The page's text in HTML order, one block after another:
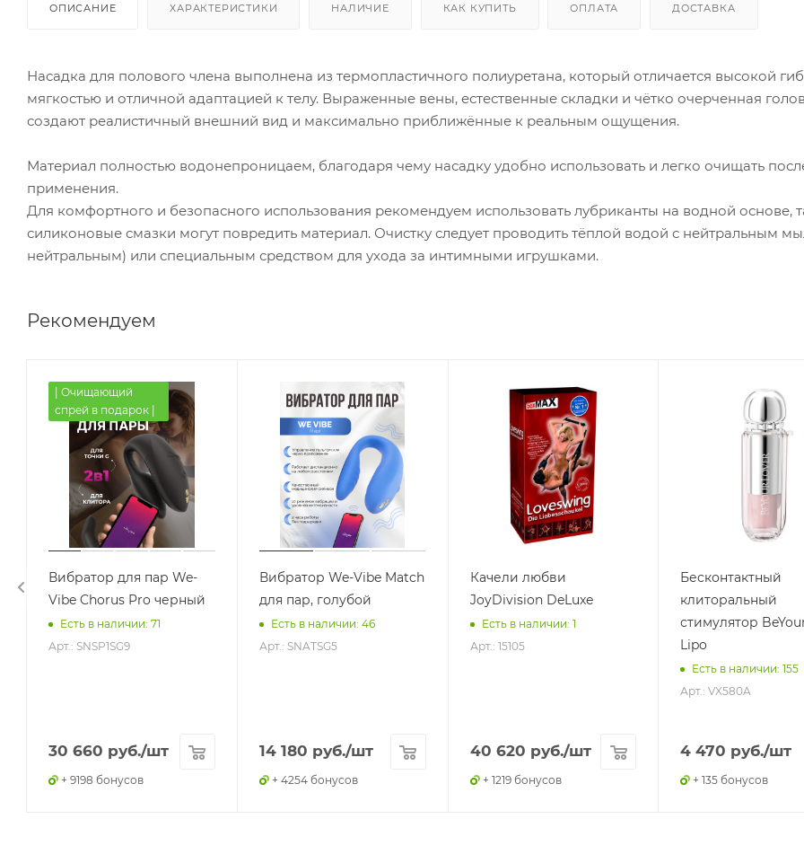
ОПИСАНИЕ ХАРАКТЕРИСТИКИ НАЛИЧИЕ КАК КУПИТЬ ОПЛАТА ДОСТАВКА
Насадка для полового члена выполнена из термопластичного полиуретана, который отличается высокой
мягкостью и отличной адаптацией к телу. Выраженные вены, естественные складки и чётко очерченная
создают реалистичный внешний вид и максимально приближённые к реальным ощущения.
Материал полностью водонепроницаем, благодаря чему насадку удобно использовать и легко очищать
применения.
Для комфортного и безопасного использования рекомендуем использовать лубриканты на водной основе,
силиконовые смазки могут повредить материал. Очистку следует проводить тёплой водой с нейтральным
нейтральным) или специальным средством для ухода за интимными игрушками.
Рекомендуем
| Очищающий
спрей в подарок |
Вибратор для пар We-
Vibe Chorus Pro черный
Есть в наличии: 71
Арт.: SNSP1SG9
30 660 руб./шт
+ 9198 бонусов
Вибратор We-Vibe Match
для пар, голубой
Есть в наличии: 46
Арт.: SNATSG5
14 180 руб./шт
+ 4254 бонусов
Качели любви
JoyDivision DeLuxe
Есть в наличии: 1
Арт.: 15105
40 620 руб./шт
+ 1219 бонусов
Бесконтактный
клиторальный
стимулятор
Lipo
Есть в наличии: 155
Арт.: VX580A
4 470 руб./шт
+ 135 бонусов